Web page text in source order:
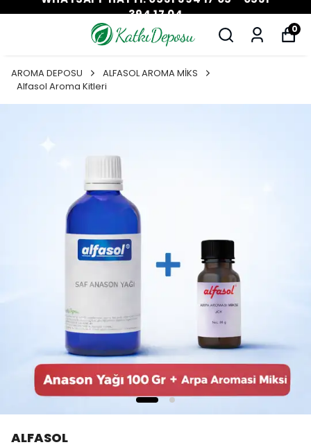
394 17 04
0
AROMA DEPOSU
ALFASOL AROMA MİKS
Alfasol Aroma Kitleri
ALFASOL